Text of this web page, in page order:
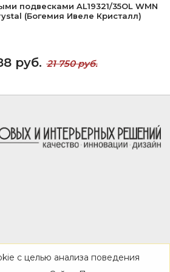
подвесками AL19321/35OL WMN
(Богемия Ивеле Кристалл)
руб. 21 750 руб.
с целью анализа поведения